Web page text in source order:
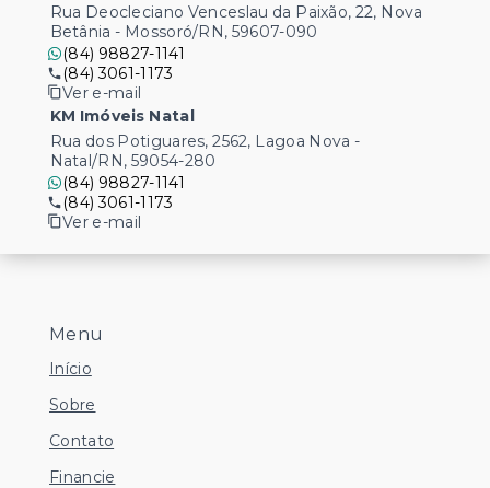
Menu
Início
Sobre
Contato
Financie
Rua Deocleciano Venceslau da Paixão, 22, Nova
Betânia - Mossoró/RN, 59607-090
(84) 98827-1141
(84) 3061-1173
Ver e-mail
KM Imóveis Natal
Rua dos Potiguares, 2562, Lagoa Nova -
Natal/RN, 59054-280
(84) 98827-1141
(84) 3061-1173
Ver e-mail